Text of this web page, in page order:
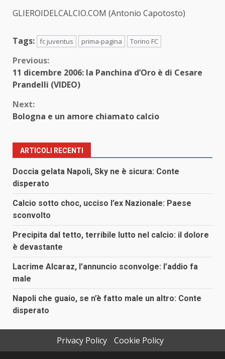
GLIEROIDELCALCIO.COM (Antonio Capotosto)
Tags: fc juventus prima-pagina Torino FC
Continue
Reading
Previous:
11 dicembre 2006: la Panchina d’Oro è di Cesare
Prandelli (VIDEO)
Next:
Bologna e un amore chiamato calcio
ARTICOLI RECENTI
Doccia gelata Napoli, Sky ne è sicura: Conte
disperato
Calcio sotto choc, ucciso l’ex Nazionale: Paese
sconvolto
Precipita dal tetto, terribile lutto nel calcio: il dolore
è devastante
Lacrime Alcaraz, l’annuncio sconvolge: l’addio fa
male
Napoli che guaio, se n’è fatto male un altro: Conte
disperato
Privacy Policy
Cookie Policy